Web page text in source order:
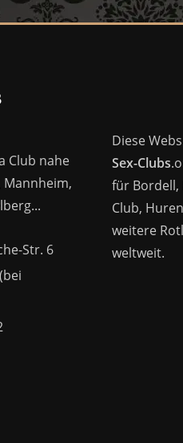
Club nahe
Str. 6
Diese
Sex-Clubs
für Bordell,
Club,
weitere
weltweit.